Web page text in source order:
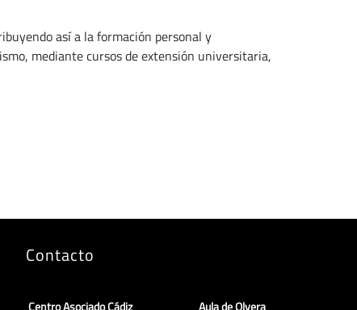
así a la formación personal y
mediante cursos de extensión universitaria,
Contacto
Centro Asociado Cádiz Aula de Olvera